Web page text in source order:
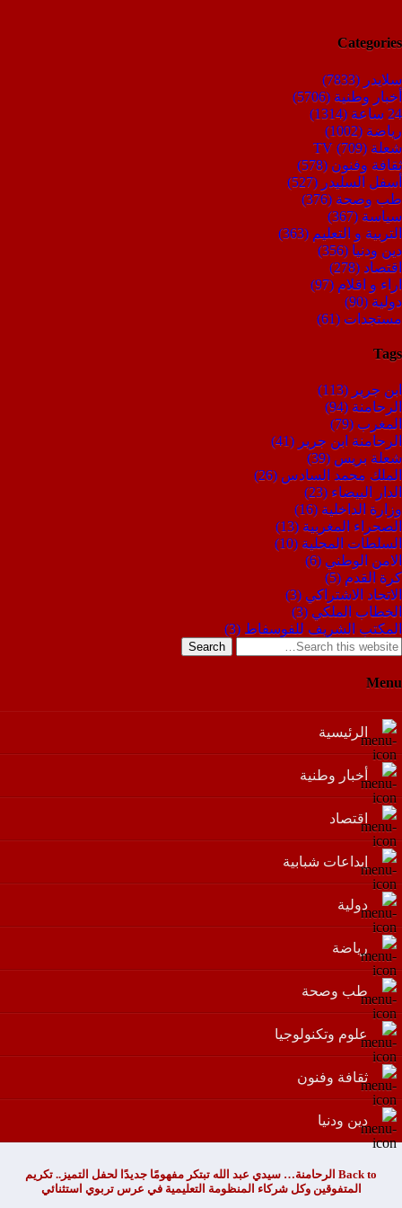
Categories
سلايدر (7833)
أخبار وطنية (5706)
24 ساعة
(1314)
رياضة (1002)
شعلة TV (709)
ثقافة وفنون (578)
أسفل السليدر (527)
طب وصحة (376)
سياسة (367)
التربية و التعليم (363)
دين ودنيا (356)
اقتصاد (278)
اراء و اقلام (97)
دولية (90)
مستجدات (61)
Tags
ابن جرير (113)
الرحامنة (94)
المغرب (79)
الرحامنة ابن جرير (41)
شعلة بريس (39)
الملك محمد السادس (26)
الدار البيضاء (23)
وزارة الداخلية (16)
الصحراء المغربية (13)
السلطات المحلية (10)
الامن الوطني (6)
كرة القدم (5)
الاتحاد الاشتراكي (3)
الخطاب الملكي (3)
المكتب الشريف للفوسفاط (3)
Search
Menu
الرئيسية
أخبار وطنية
اقتصاد
إبداعات شبابية
دولية
رياضة
طب وصحة
علوم وتكنولوجيا
ثقافة وفنون
دين ودنيا
Back to الرحامنة… سيدي عبد الله تبتكر مفهومًا جديدًا لحفل التميز.. تكريم
المتفوقين وكل شركاء المنظومة التعليمية في عرس تربوي استثنائي